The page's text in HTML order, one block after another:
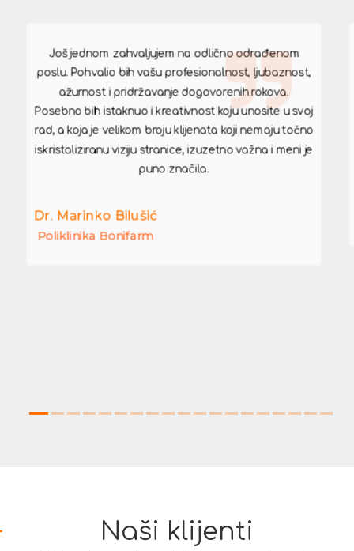
Još jednom zahvaljujem na odlično odrađenom
poslu. Pohvalio bih vašu profesionalnost, ljubaznost,
ažurnost i pridržavanje dogovorenih rokova.
Posebno bih istaknuo i kreativnost koju unosite u svoj
rad, a koja je velikom broju klijenata koji nemaju točno
iskristaliziranu viziju stranice, izuzetno važna i meni je
puno značila.
Dr. Marinko Bilušić
Poliklinika Bonifarm
Naši klijenti